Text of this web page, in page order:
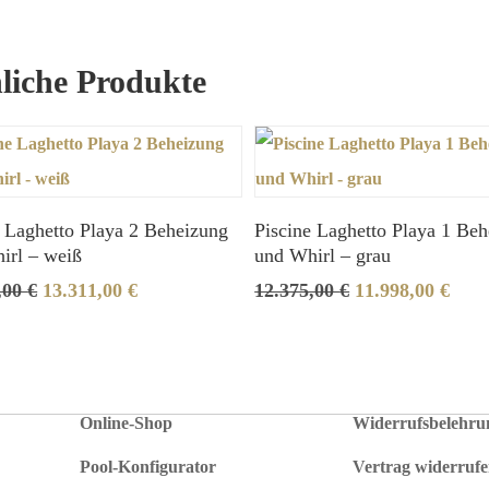
Produkte
Playa 2 Beheizung
– weiß
€ Ursprünglicher
13.311,00€Aktueller
Piscine Laghetto Playa 1
und Whirl – grau
12.375,00€ Ursprünglicher
11.998,00€
Navigation
Swimmingpools
Online-Shop
Pool-Konfigurator
Infos
AGB
Vertrag